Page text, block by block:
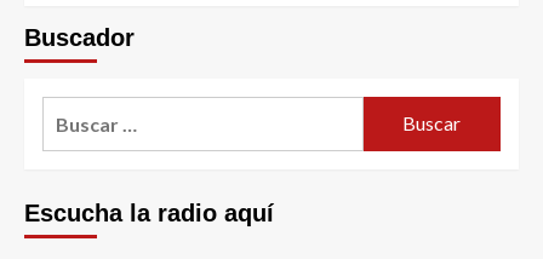
Buscador
Escucha la radio aquí